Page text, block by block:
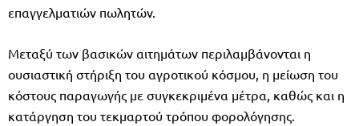
επαγγελματιών πωλητών.
Μεταξύ των βασικών αιτημάτων περιλαμβάνονται η
ουσιαστική στήριξη του αγροτικού κόσμου, η μείωση του
κόστους παραγωγής με συγκεκριμένα μέτρα, καθώς και η
κατάργηση του τεκμαρτού τρόπου φορολόγησης.